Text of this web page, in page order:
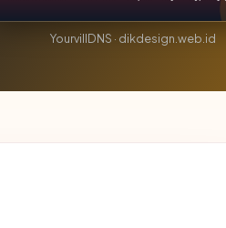
YourvillDNS · dikdesign.web.id